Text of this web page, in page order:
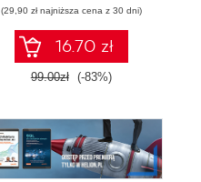
(29,90 zł najniższa cena z 30 dni)
16.70 zł
99.00zł (-83%)